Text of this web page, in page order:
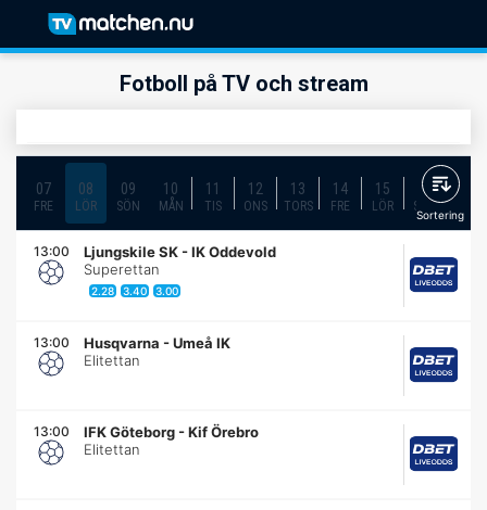
Fotboll på TV och stream
07
FRE
08
LÖR
09
SÖN
10
MÅN
11
TIS
12
ONS
13
TORS
14
FRE
15
LÖR
16
SÖN
Sortering
13:00 Ljungskile SK -IK Oddevold
Superettan
2.28 3.40 3.00
13:00 Husqvarna -Umeå IK
Elitettan
13:00 IFK Göteborg -Kif Örebro
Elitettan